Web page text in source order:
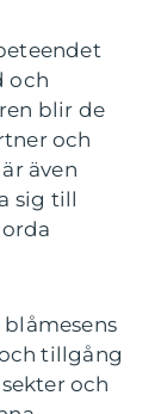
och
blir de
och
även
sig till
tillgång
och